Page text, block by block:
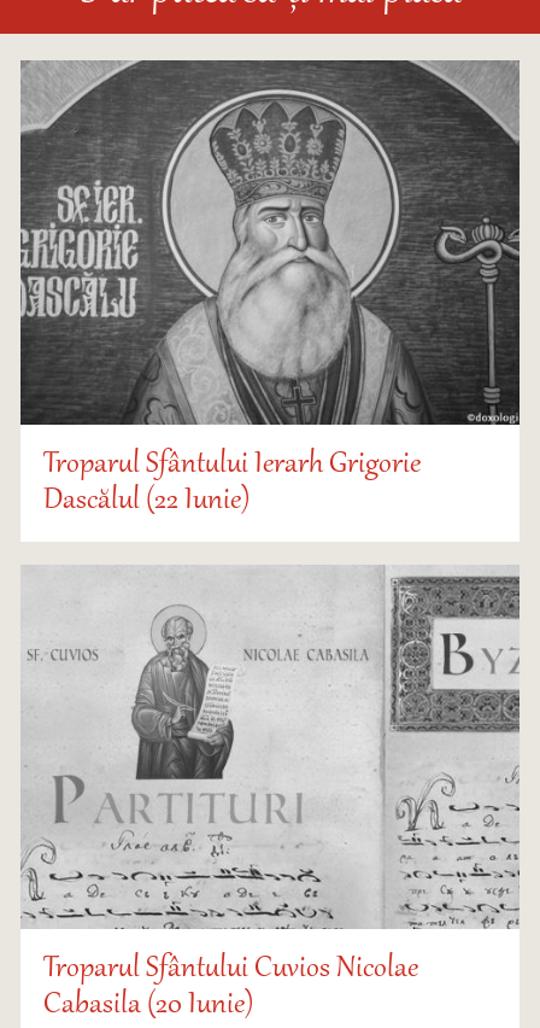
Troparul Sfântului Ierarh Grigorie
Dascălul (22 Iunie)
Troparul Sfântului Cuvios Nicolae
Cabasila (20 Iunie)